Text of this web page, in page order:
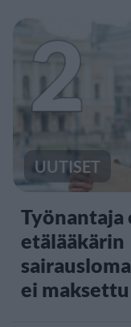
2
UUTISET
etälääkärin
ei